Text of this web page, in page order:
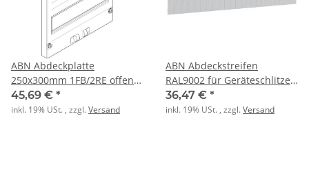
ABN Abdeckplatte
250x300mm 1FB/2RE offen
125mm
45,69 € *
inkl. 19% USt. , zzgl.Versand
ABN Abdeckstreifen
RAL9002 für Geräteschlitze
(PK=10 Stk.)
36,47 € *
inkl. 19% USt. , zzgl.Versand